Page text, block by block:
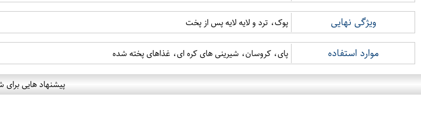
ویژگی نهایی پوک، ترد و لایه لایه پس از پخت
موارد استفاده پای، کروسان، شیرینی های کره ای، غذاهای پخته شده
پیشنهاد هایی برای